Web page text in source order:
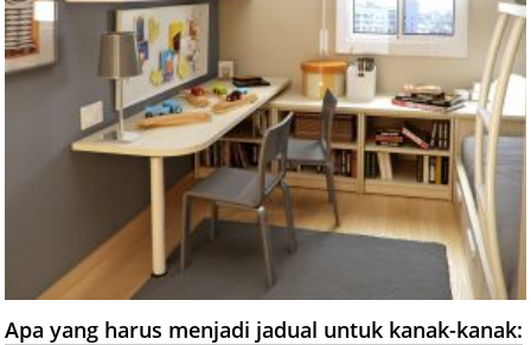
Apa yang harus menjadi jadual untuk kanak-kanak: